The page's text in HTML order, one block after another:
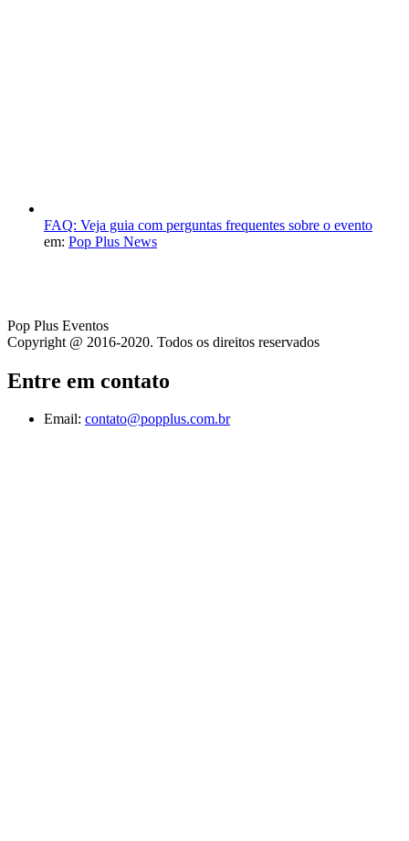
FAQ: Veja guia com perguntas frequentes sobre o evento
em: Pop Plus News
Pop Plus Eventos
Copyright @ 2016-2020. Todos os direitos reservados
Entre em contato
Email: contato@popplus.com.br